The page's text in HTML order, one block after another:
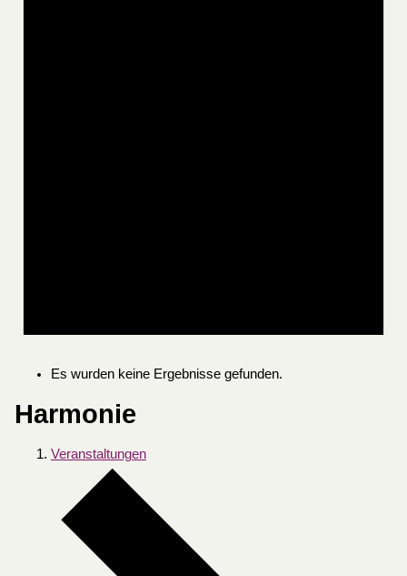
Es wurden keine Ergebnisse gefunden.
Harmonie
Veranstaltungen